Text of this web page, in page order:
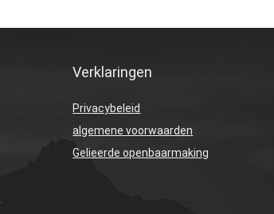
Verklaringen
Privacybeleid
algemene voorwaarden
Gelieerde openbaarmaking